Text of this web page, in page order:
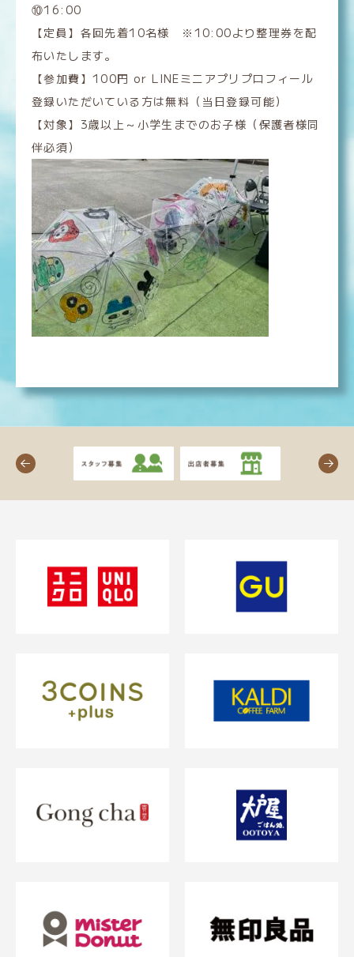
⑩16:00
【定員】各回先着10名様 ※10:00より整理券を配
布いたします。
【参加費】100円 or LINEミニアプリプロフィール
登録いただいている方は無料（当日登録可能）
【対象】3歳以上～小学生までのお子様（保護者様同
伴必須）